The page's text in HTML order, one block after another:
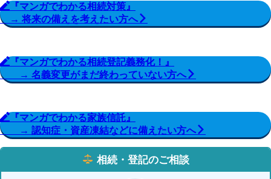
『マンガでわかる相続対策』
→ 将来の備えを考えたい方へ
『マンガでわかる相続登記義務化！』
→ 名義変更がまだ終わっていない方へ
『マンガでわかる家族信託』
→ 認知症・資産凍結などに備えたい方へ
相続・登記のご相談